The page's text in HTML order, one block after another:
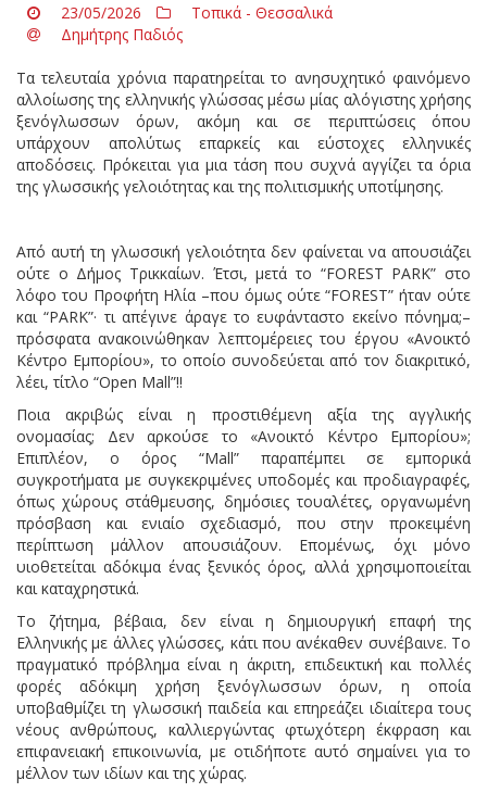
23/05/2026
Τοπικά - Θεσσαλικά
Δημήτρης Παδιός
Τα τελευταία χρόνια παρατηρείται το ανησυχητικό φαινόμενο
αλλοίωσης της ελληνικής γλώσσας μέσω μίας αλόγιστης χρήσης
ξενόγλωσσων όρων, ακόμη και σε περιπτώσεις όπου
υπάρχουν απολύτως επαρκείς και εύστοχες ελληνικές
αποδόσεις. Πρόκειται για μια τάση που συχνά αγγίζει τα όρια
της γλωσσικής γελοιότητας και της πολιτισμικής υποτίμησης.
Από αυτή τη γλωσσική γελοιότητα δεν φαίνεται να απουσιάζει
ούτε ο Δήμος Τρικκαίων. Έτσι, μετά το “FOREST PARK” στο
λόφο του Προφήτη Ηλία –που όμως ούτε “FOREST” ήταν ούτε
και “PARK”· τι απέγινε άραγε το ευφάνταστο εκείνο πόνημα;–
πρόσφατα ανακοινώθηκαν λεπτομέρειες του έργου «Ανοικτό
Κέντρο Εμπορίου», το οποίο συνοδεύεται από τον διακριτικό,
λέει, τίτλο “Open Mall”!!
Ποια ακριβώς είναι η προστιθέμενη αξία της αγγλικής
ονομασίας; Δεν αρκούσε το «Ανοικτό Κέντρο Εμπορίου»;
Επιπλέον, ο όρος “Mall” παραπέμπει σε εμπορικά
συγκροτήματα με συγκεκριμένες υποδομές και προδιαγραφές,
όπως χώρους στάθμευσης, δημόσιες τουαλέτες, οργανωμένη
πρόσβαση και ενιαίο σχεδιασμό, που στην προκειμένη
περίπτωση μάλλον απουσιάζουν. Επομένως, όχι μόνο
υιοθετείται αδόκιμα ένας ξενικός όρος, αλλά χρησιμοποιείται
και καταχρηστικά.
Το ζήτημα, βέβαια, δεν είναι η δημιουργική επαφή της
Ελληνικής με άλλες γλώσσες, κάτι που ανέκαθεν συνέβαινε. Το
πραγματικό πρόβλημα είναι η άκριτη, επιδεικτική και πολλές
φορές αδόκιμη χρήση ξενόγλωσσων όρων, η οποία
υποβαθμίζει τη γλωσσική παιδεία και επηρεάζει ιδιαίτερα τους
νέους ανθρώπους, καλλιεργώντας φτωχότερη έκφραση και
επιφανειακή επικοινωνία, με οτιδήποτε αυτό σημαίνει για το
μέλλον των ιδίων και της χώρας.